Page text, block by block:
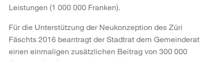
Leistungen (1 000 000 Franken).
Für die Unterstützung der Neukonzeption des Züri
Fäschts 2016 beantragt der Stadtrat dem Gemeinderat
einen einmaligen zusätzlichen Beitrag von 300 000